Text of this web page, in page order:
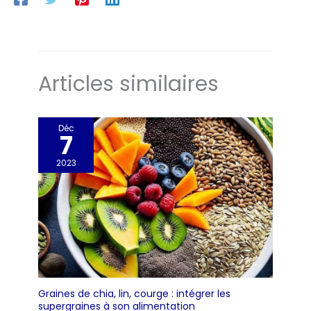
Articles similaires
Déc
7
2023
Graines de chia, lin, courge : intégrer les
supergraines à son alimentation